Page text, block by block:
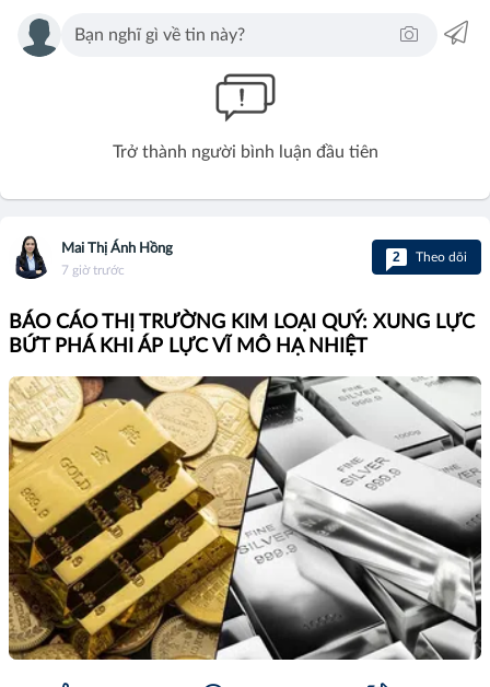
Trở thành người bình luận đầu tiên
Mai Thị Ánh Hồng
7 giờ trước
2 Theo dõi
BÁO CÁO THỊ TRƯỜNG KIM LOẠI QUÝ: XUNG LỰC
BỨT PHÁ KHI ÁP LỰC VĨ MÔ HẠ NHIỆT